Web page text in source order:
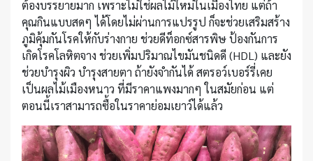
ต้องบรรยายมาก เพราะไม่ใช่ผลไม้ใหม่ในเมืองไทย แต่ถ้า
คุณกินแบบสดๆ ได้โดยไม่ผ่านการแปรรูป ก็จะช่วยเสริมสร้าง
ภูมิคุ้มกันโรคให้กับร่างกาย ช่วยดีท็อกซ์สารพิษ ป้องกันการ
เกิดโรคโลหิตจาง ช่วยเพิ่มปริมาณไขมันชนิดดี (HDL) และยัง
ช่วยบำรุงผิว บำรุงสายตา ถ้ายังจำกันได้ สตรอว์เบอร์รี่เคย
เป็นผลไม้เมืองหนาว ที่มีราคาแพงมากๆ ในสมัยก่อน แต่
ตอนนี้เราสามารถซื้อในราคาย่อมเยาว์ได้แล้ว